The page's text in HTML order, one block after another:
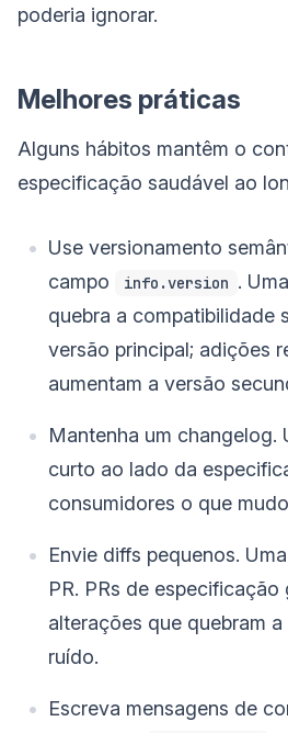
poderia ignorar.
Melhores práticas
Alguns hábitos mantêm o
especificação saudável ao
Use versionamento
campo
info.version .
quebra a compatibilidade
versão principal; adições
aumentam a versão
Mantenha um changelog.
curto ao lado da
consumidores o que
Envie diffs pequenos.
PR. PRs de
alterações que quebram
ruído.
Escreva mensagens de